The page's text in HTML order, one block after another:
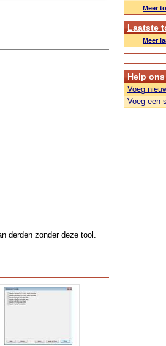
derden zonder deze tool.
Meer
Laatste
Meer
Help ons
Voeg
Voeg een